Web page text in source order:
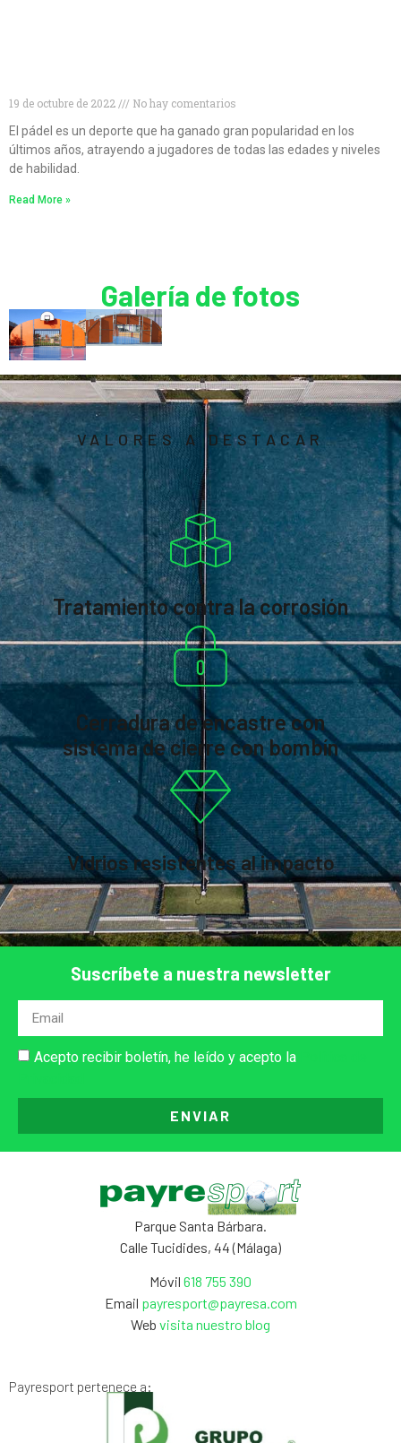
19 de octubre de 2022
No hay comentarios
El pádel es un deporte que ha ganado gran popularidad en los
últimos años, atrayendo a jugadores de todas las edades y niveles
de habilidad.
Read More »
Galería de fotos
VALORES A DESTACAR
Tratamiento contra la corrosión
Cerradura de encastre con
sistema de cierre con bombín
Vidrios resistentes al impacto
Suscríbete a nuestra newsletter
Acepto recibir boletín, he leído y acepto la
ENVIAR
Parque Santa Bárbara.
Calle Tucidides, 44 (Málaga)
Móvil 618 755 390
Email payresport@payresa.com
Web visita nuestro blog
Payresport pertenece a: